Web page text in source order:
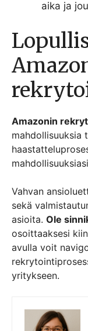
aika ja
Amazonin
mahdollisuuksia
Vahvan
sekä
asioita. Ole
osoittaaksesi
avulla voit
yritykseen.